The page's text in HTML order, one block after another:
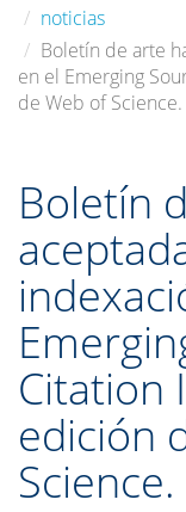
noticias
Boletín de arte
en el Emerging
de Web of Science.
Boletín
Citation
edición
Science.